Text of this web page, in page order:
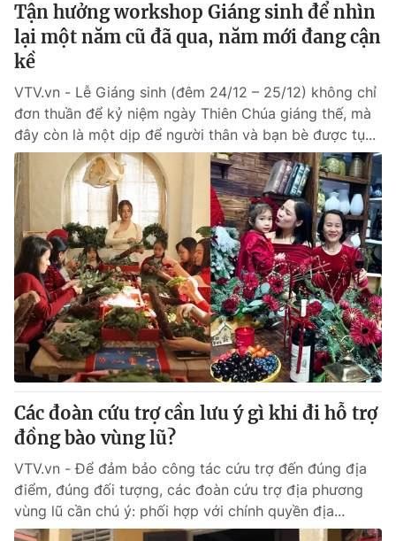
Emagazine Podcast
Photo
Video Shorts video
VTV Money VTV Thể thao
VTV Sức khoẻ Bất động sản
Thị trường 24h Tấm lòng Việt
VTV4 Vươn mình bằng AI
VTV9 VTV8
Liên hệ tòa soạn English
THỜI BÁO VTV
Tận hưởng workshop Giáng sinh để nhìn
lại một năm cũ đã qua, năm mới đang cận
kề
VTV.vn - Lễ Giáng sinh (đêm 24/12 – 25/12) không chỉ
đơn thuần để kỷ niệm ngày Thiên Chúa giáng thế, mà
đây còn là một dịp để người thân và bạn bè được tụ...
Các đoàn cứu trợ cần lưu ý gì khi đi hỗ trợ
đồng bào vùng lũ?
VTV.vn - Để đảm bảo công tác cứu trợ đến đúng địa
điểm, đúng đối tượng, các đoàn cứu trợ địa phương
vùng lũ cần chú ý: phối hợp với chính quyền địa...